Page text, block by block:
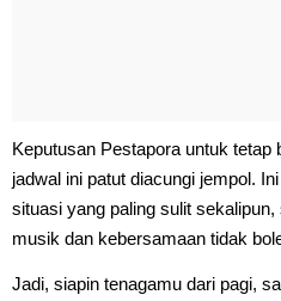
Keputusan Pestapora untuk tetap
jadwal ini patut diacungi jempol.
situasi yang paling sulit
musik dan kebersamaan tidak
Jadi, siapin tenagamu dari pagi,